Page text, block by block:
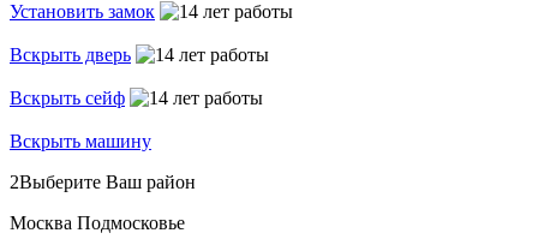
Установить замок
Вскрыть дверь
Вскрыть сейф
Вскрыть машину
2Выберите Ваш район
Москва Подмосковье